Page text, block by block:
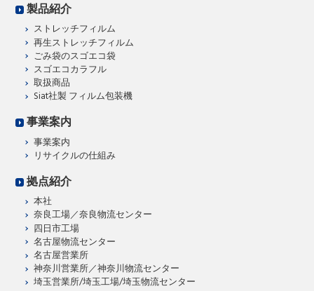
製品紹介
ストレッチフィルム
再生ストレッチフィルム
ごみ袋のスゴエコ袋
スゴエコカラフル
取扱商品
Siat社製 フィルム包装機
事業案内
事業案内
リサイクルの仕組み
拠点紹介
本社
奈良工場／奈良物流センター
四日市工場
名古屋物流センター
名古屋営業所
神奈川営業所／神奈川物流センター
埼玉営業所/埼玉工場/埼玉物流センター